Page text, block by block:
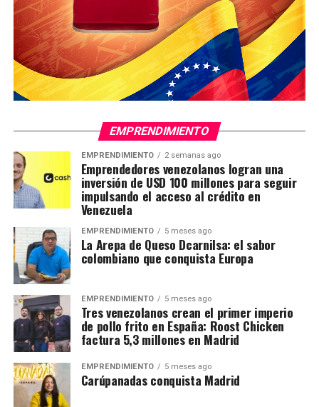
EMPRENDIMIENTO
EMPRENDIMIENTO 2 semanas ago
Emprendedores venezolanos logran una
inversión de USD 100 millones para seguir
impulsando el acceso al crédito en
Venezuela
EMPRENDIMIENTO 5 meses ago
La Arepa de Queso Dcarnilsa: el sabor
colombiano que conquista Europa
EMPRENDIMIENTO 5 meses ago
Tres venezolanos crean el primer imperio
de pollo frito en España: Roost Chicken
factura 5,3 millones en Madrid
EMPRENDIMIENTO 5 meses ago
Carúpanadas conquista Madrid